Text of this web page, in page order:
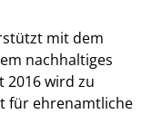
mit dem
nachhaltiges
2016 wird zu
für ehrenamtliche